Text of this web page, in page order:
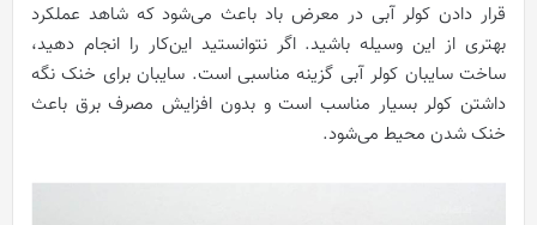
قرار دادن کولر آبی در معرض باد باعث می‌شود که شاهد عملکرد
بهتری از این وسیله باشید. اگر نتوانستید این‌کار را انجام دهید،
ساخت سایبان کولر آبی گزینه مناسبی است. سایبان برای خنک نگه
داشتن کولر بسیار مناسب است و بدون افزایش مصرف برق باعث
خنک شدن محیط می‌شود.